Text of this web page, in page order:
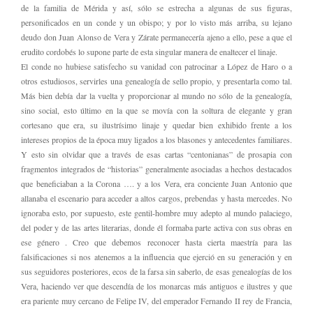
de la familia de Mérida y así, sólo se estrecha a algunas de sus figuras,
personificados en un conde y un obispo; y por lo visto más arriba, su lejano
deudo don Juan Alonso de Vera y Zárate permanecería ajeno a ello, pese a que el
erudito cordobés lo supone parte de esta singular manera de enaltecer el linaje.
El conde no hubiese satisfecho su vanidad con patrocinar a López de Haro o a
otros estudiosos, servirles una genealogía de sello propio, y presentarla como tal.
Más bien debía dar la vuelta y proporcionar al mundo no sólo de la genealogía,
sino social, esto último en la que se movía con la soltura de elegante y gran
cortesano que era, su ilustrísimo linaje y quedar bien exhibido frente a los
intereses propios de la época muy ligados a los blasones y antecedentes familiares.
Y esto sin olvidar que a través de esas cartas “centonianas” de prosapia con
fragmentos integrados de “historias” generalmente asociadas a hechos destacados
que beneficiaban a la Corona …. y a los Vera, era conciente Juan Antonio que
allanaba el escenario para acceder a altos cargos, prebendas y hasta mercedes. No
ignoraba esto, por supuesto, este gentil-hombre muy adepto al mundo palaciego,
del poder y de las artes literarias, donde él formaba parte activa con sus obras en
ese género . Creo que debemos reconocer hasta cierta maestría para las
falsificaciones si nos atenemos a la influencia que ejerció en su generación y en
sus seguidores posteriores, ecos de la farsa sin saberlo, de esas genealogías de los
Vera, haciendo ver que descendía de los monarcas más antiguos e ilustres y que
era pariente muy cercano de Felipe IV, del emperador Fernando II rey de Francia,